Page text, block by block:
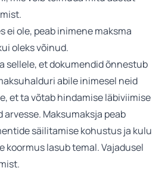
ei ole, peab inimene maksma
oleks võinud.
sellele, et dokumendid õnnestub
abile inimesel neid
et ta võtab hindamise läbiviimise
Maksumaksja peab
säilitamise kohustus ja kulu
koormus lasub temal. Vajadusel